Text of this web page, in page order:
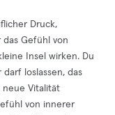
Druck,
Gefühl von
Insel wirken. Du
loslassen, das
neue Vitalität
von innerer